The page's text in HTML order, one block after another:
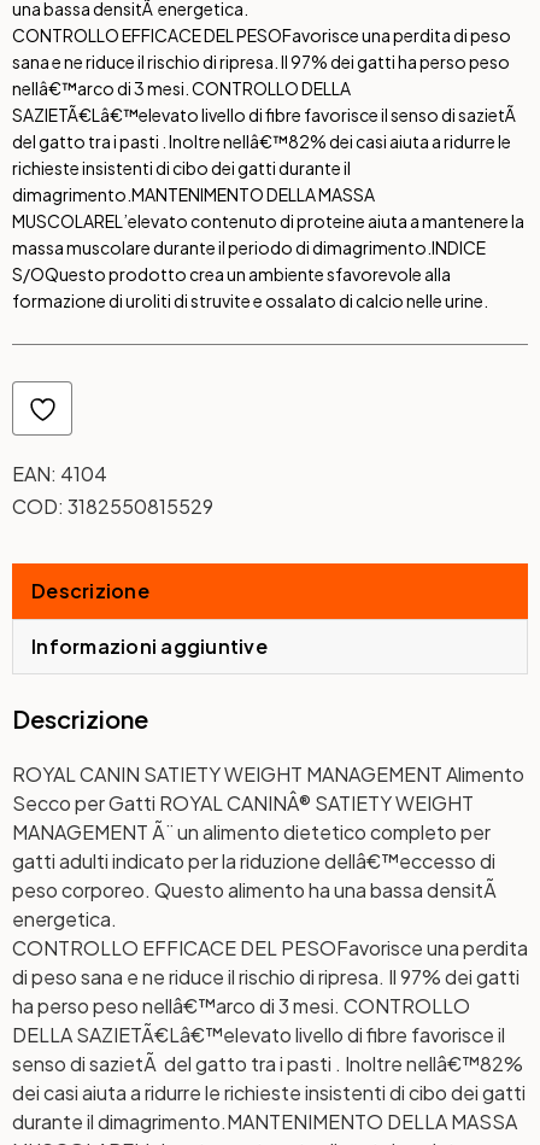
una bassa densitÃ energetica.
CONTROLLO EFFICACE DEL PESOFavorisce una perdita di peso
sana e ne riduce il rischio di ripresa. Il 97% dei gatti ha perso peso
nellâ€™arco di 3 mesi. CONTROLLO DELLA
SAZIETÃ€Lâ€™elevato livello di fibre favorisce il senso di sazietÃ
del gatto tra i pasti . Inoltre nellâ€™82% dei casi aiuta a ridurre le
richieste insistenti di cibo dei gatti durante il
dimagrimento. MANTENIMENTO DELLA MASSA
MUSCOLAREL’elevato contenuto di proteine aiuta a mantenere la
massa muscolare durante il periodo di dimagrimento. INDICE
S/OQuesto prodotto crea un ambiente sfavorevole alla
formazione di uroliti di struvite e ossalato di calcio nelle urine.
EAN: 4104
COD: 3182550815529
Descrizione
Informazioni aggiuntive
Descrizione
ROYAL CANIN SATIETY WEIGHT MANAGEMENT Alimento
Secco per Gatti ROYAL CANINÂ® SATIETY WEIGHT
MANAGEMENT Ã¨ un alimento dietetico completo per
gatti adulti indicato per la riduzione dellâ€™eccesso di
peso corporeo. Questo alimento ha una bassa densitÃ
energetica.
CONTROLLO EFFICACE DEL PESOFavorisce una perdita
di peso sana e ne riduce il rischio di ripresa. Il 97% dei gatti
ha perso peso nellâ€™arco di 3 mesi. CONTROLLO
DELLA SAZIETÃ€Lâ€™elevato livello di fibre favorisce il
senso di sazietÃ del gatto tra i pasti . Inoltre nellâ€™82%
dei casi aiuta a ridurre le richieste insistenti di cibo dei gatti
durante il dimagrimento.MANTENIMENTO DELLA MASSA